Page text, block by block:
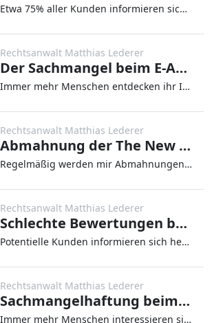
Etwa 75% aller Kunden informieren sich mittlerweile im Internet über Unternehmen. Es gibt zu diesem Zweck zahlreiche Por
Rechtsanwalt Matthias Lederer
Der Sachmangel beim E-Auto-Kauf
Immer mehr Menschen entdecken ihr Interesse für Elektroautos. Sehr wahrscheinlich wird der im Wachstum begriffene Markt
Rechtsanwalt Matthias Lederer
Abmahnung der The New York Times Company wegen unerlaubter Bildnutzung im Internet
Regelmäßig werden mir Abmahnungen wegen Urheberrechtsverletzungen zur Bearbeitung vorgelegt. Auf Grundlage des angeblich
Rechtsanwalt Matthias Lederer
Schlechte Bewertungen bei Google in 2023 prüfen und löschen lassen
Potentielle Kunden informieren sich heute regelmäßig im Internet, ehe sie mit einem Unternehmen in Kontakt treten. Aus d
Rechtsanwalt Matthias Lederer
Sachmangelhaftung beim E-Auto-Kauf: was können betroffene Käufer tun?
Immer mehr Menschen interessieren sich für Elektroautos. Es ist zu erwarten, dass der Markt für Elektrofahrzeuge in den